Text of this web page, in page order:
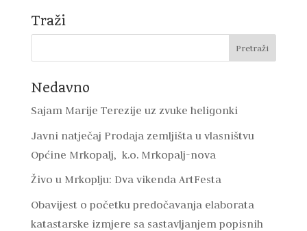
Traži
Nedavno
Sajam Marije Terezije uz zvuke heligonki
Javni natječaj Prodaja zemljišta u vlasništvu
Općine Mrkopalj, k.o. Mrkopalj-nova
Živo u Mrkoplju: Dva vikenda ArtFesta
Obavijest o početku predočavanja elaborata
katastarske izmjere sa sastavljanjem popisnih